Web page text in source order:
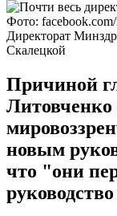
Фото:
Директорат
Скалецкой
Причиной
новым
что "они